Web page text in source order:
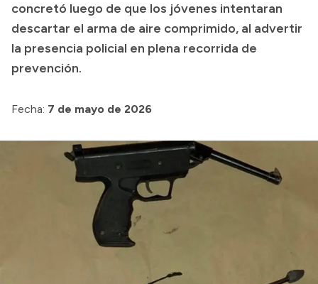
Consulta de pago a proveedores
Convocatorias
Intranet
concretó luego de que los jóvenes intentaran
descartar el arma de aire comprimido, al advertir
la presencia policial en plena recorrida de
prevención.
Fecha: 7 de mayo de 2026